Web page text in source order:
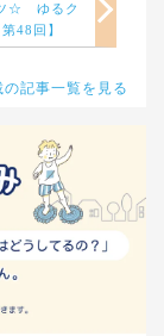
ツ☆ ゆるク
48回】
の記事一覧を見る